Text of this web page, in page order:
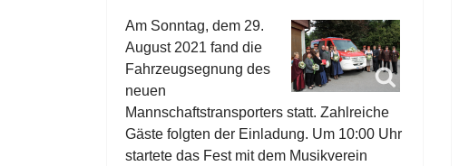
Am Sonntag, dem 29.
August 2021 fand die
Fahrzeugsegnung des
neuen
Mannschaftstransporters statt. Zahlreiche
Gäste folgten der Einladung. Um 10:00 Uhr
startete das Fest mit dem Musikverein